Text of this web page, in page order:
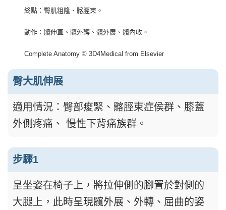
終點：臀肌粗隆、髂脛束。
動作：髖伸直、髖外轉、髖外展、髖內收。
Complete Anatomy © 3D4Medical from Elsevier
臀大肌伸展
適用情況：臀部痠緊、髂脛束症侯群、膝蓋
外側疼痛、 慢性下背痛族群。
步驟1
呈坐姿在椅子上，將拉伸側的腳置於對側的
大腿上，此時呈現髖外展、外轉、屈曲的姿